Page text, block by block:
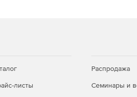
листы
Распродажа
Семинары и